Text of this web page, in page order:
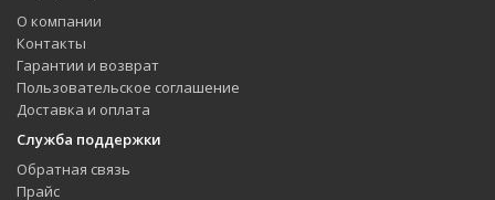
О компании
Контакты
Гарантии и возврат
Пользовательское соглашение
Доставка и оплата
Служба поддержки
Обратная связь
Прайс